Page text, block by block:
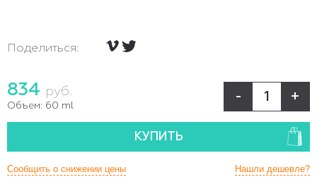
Поделиться:
834 руб.
Объем: 60 ml
- +
КУПИТЬ
Нашли дешевле?
Сообщить о снижении цены